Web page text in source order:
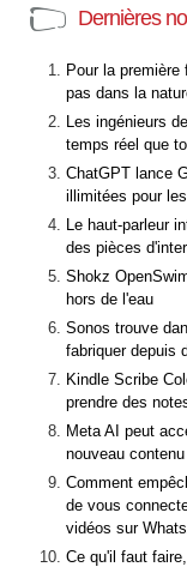
Dernières
Pour la
pas dans la
Les ingénieurs
temps réel que
ChatGPT lance
illimitées pour
Le haut-parleur
des pièces
Shokz
hors de l'eau
Sonos trouve
fabriquer depuis
Kindle Scribe
prendre des
Meta AI peut
nouveau
Comment
de vous
vidéos sur
Ce qu'il faut